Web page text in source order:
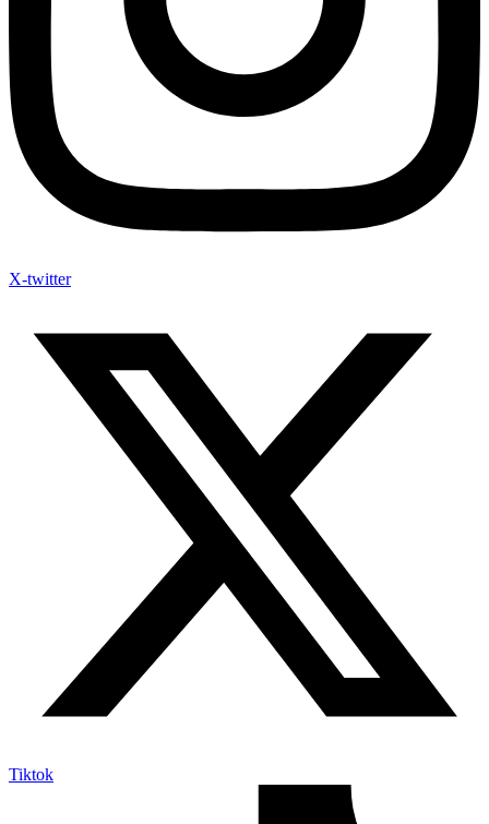
X-twitter
Tiktok